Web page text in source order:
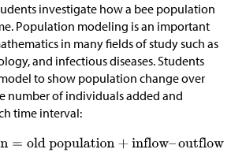
investigate how a bee population
Population modeling is an important
in many fields of study such as
and infectious diseases. Students
to show population change over
number of individuals added and
time interval: